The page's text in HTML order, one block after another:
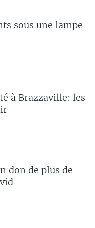
sous une lampe
à Brazzaville: les
don de plus de